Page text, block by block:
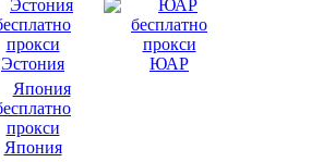
Эстония ЮАР
Япония